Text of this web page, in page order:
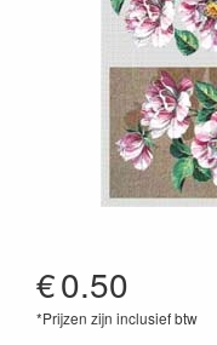
€0.50
*Prijzen zijn inclusief btw